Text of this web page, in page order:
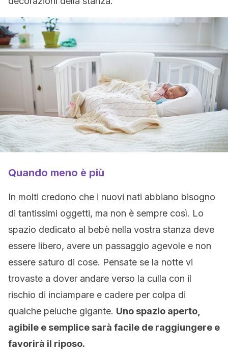
Quando meno è più
In molti credono che i nuovi nati abbiano bisogno
di tantissimi oggetti, ma non è sempre così. Lo
spazio dedicato al bebè nella vostra stanza deve
essere libero, avere un passaggio agevole e non
essere saturo di cose. Pensate se la notte vi
trovaste a dover andare verso la culla con il
rischio di inciampare e cadere per colpa di
qualche peluche gigante. Uno spazio aperto,
agibile e semplice sarà facile de raggiungere e
favorirà il riposo.